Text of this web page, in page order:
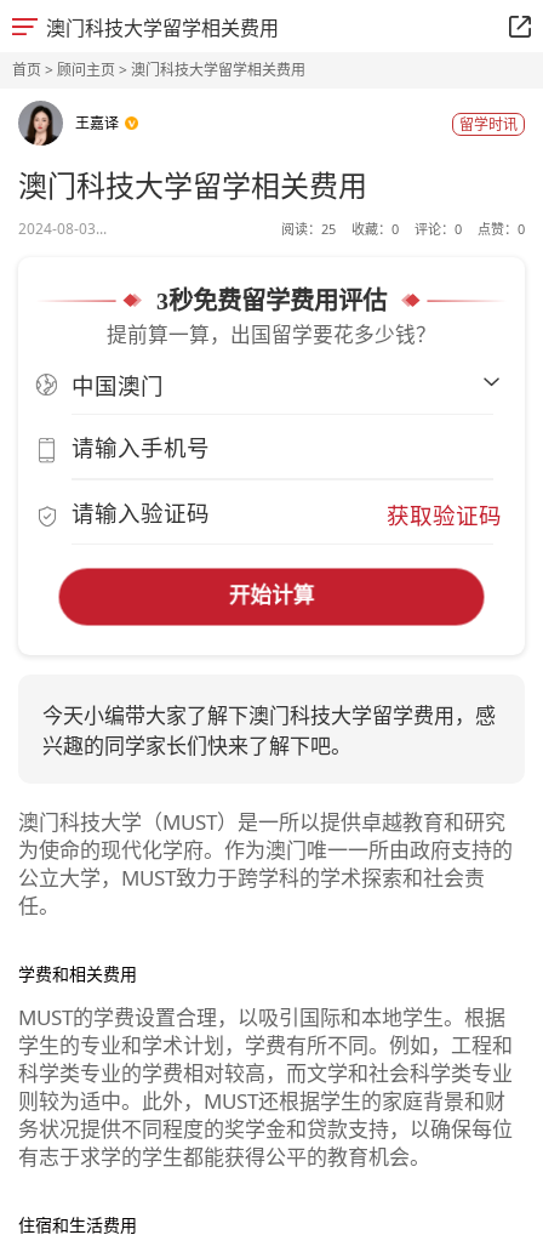
澳门科技大学留学相关费用
首页> 顾问主页> 澳门科技大学留学相关费用
王嘉译 留学时讯
澳门科技大学留学相关费用
2024-08-03... 阅读： 25 收藏： 0 评论： 0 点赞： 0
3秒免费留学费用评估
提前算一算，出国留学要花多少钱？
获取验证码
开始计算
今天小编带大家了解下澳门科技大学留学费用，感
兴趣的同学家长们快来了解下吧。
澳门科技大学（MUST）是一所以提供卓越教育和研究
为使命的现代化学府。作为澳门唯一一所由政府支持的
公立大学，MUST致力于跨学科的学术探索和社会责
任。
学费和相关费用
MUST的学费设置合理，以吸引国际和本地学生。根据
学生的专业和学术计划，学费有所不同。例如，工程和
科学类专业的学费相对较高，而文学和社会科学类专业
则较为适中。此外，MUST还根据学生的家庭背景和财
务状况提供不同程度的奖学金和贷款支持，以确保每位
有志于求学的学生都能获得公平的教育机会。
住宿和生活费用